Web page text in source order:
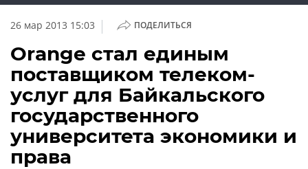
26 мар 2013 15:03 | ПОДЕЛИТЬСЯ
Orange стал единым
поставщиком телеком-
услуг для Байкальского
государственного
университета экономики и
права